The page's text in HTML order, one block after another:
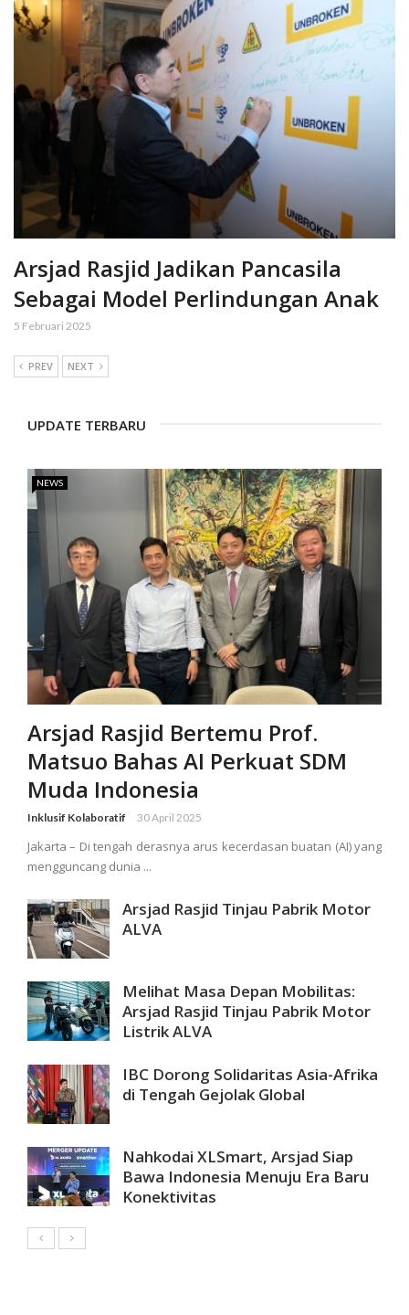
Arsjad Rasjid Jadikan Pancasila
Sebagai Model Perlindungan Anak
5 Februari 2025
PREV NEXT
UPDATE TERBARU
NEWS
Arsjad Rasjid Bertemu Prof.
Matsuo Bahas AI Perkuat SDM
Muda Indonesia
Inklusif Kolaboratif 30 April 2025
Jakarta – Di tengah derasnya arus kecerdasan buatan (AI) yang
mengguncang dunia ...
Arsjad Rasjid Tinjau Pabrik Motor
ALVA
Melihat Masa Depan Mobilitas:
Arsjad Rasjid Tinjau Pabrik Motor
Listrik ALVA
IBC Dorong Solidaritas Asia-Afrika
di Tengah Gejolak Global
Nahkodai XLSmart, Arsjad Siap
Bawa Indonesia Menuju Era Baru
Konektivitas